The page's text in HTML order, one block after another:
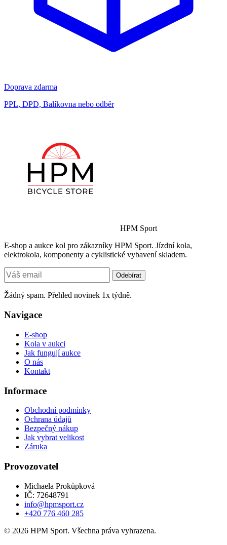
Doprava zdarma
PPL, DPD, Balíkovna nebo odběr
HPM Sport
E-shop a aukce kol pro zákazníky HPM Sport. Jízdní kola,
elektrokola, komponenty a cyklistické vybavení skladem.
Odebírat
Žádný spam. Přehled novinek 1x týdně.
Navigace
E-shop
Kola v aukci
Jak fungují aukce
O nás
Kontakt
Informace
Obchodní podmínky
Ochrana údajů
Bezpečný nákup
Jak vybrat velikost
Záruka
Provozovatel
Michaela Prokůpková
IČ: 72648791
info@hpmsport.cz
+420 776 460 285
© 2026 HPM Sport. Všechna práva vyhrazena.